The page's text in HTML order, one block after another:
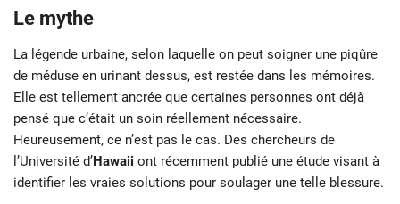
Le mythe
La légende urbaine, selon laquelle on peut soigner une piqûre
de méduse en urinant dessus, est restée dans les mémoires.
Elle est tellement ancrée que certaines personnes ont déjà
pensé que c’était un soin réellement nécessaire.
Heureusement, ce n’est pas le cas. Des chercheurs de
l’Université d’Hawaii ont récemment publié une étude visant à
identifier les vraies solutions pour soulager une telle blessure.